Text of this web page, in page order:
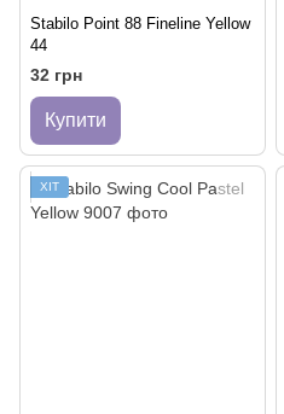
Stabilo Point 88 Fineline Yellow
44
32 грн
Купити
ХІТ